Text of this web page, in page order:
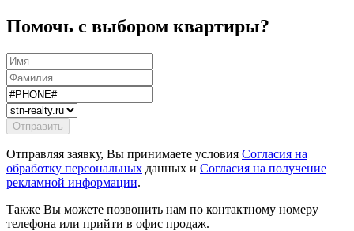
Помочь с выбором квартиры?
Отправляя заявку, Вы принимаете условия Согласия на
обработку персональных данных и Согласия на получение
рекламной информации.
Также Вы можете позвонить нам по контактному номеру
телефона или прийти в офис продаж.